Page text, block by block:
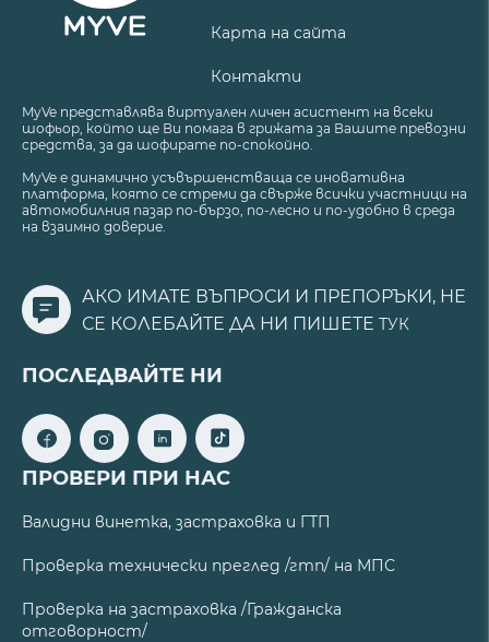
Карта на сайта
Контакти
MyVe представлява виртуален личен асистент на всеки
шофьор, който ще Ви помага в грижата за Вашите превозни
средства, за да шофирате по-спокойно.
MyVe е динамично усъвършенстваща се иновативна
платформа, която се стреми да свърже всички участници на
автомобилния пазар по-бързо, по-лесно и по-удобно в среда
на взаимно доверие.
АКО ИМАТЕ ВЪПРОСИ И ПРЕПОРЪКИ, НЕ
СЕ КОЛЕБАЙТЕ ДА НИ ПИШЕТЕ ТУК
ПОСЛЕДВАЙТЕ НИ
ПРОВЕРИ ПРИ НАС
Валидни винетка, застраховка и ГТП
Проверка технически преглед /гтп/ на МПС
Проверка на застраховка /Гражданска
отговорност/